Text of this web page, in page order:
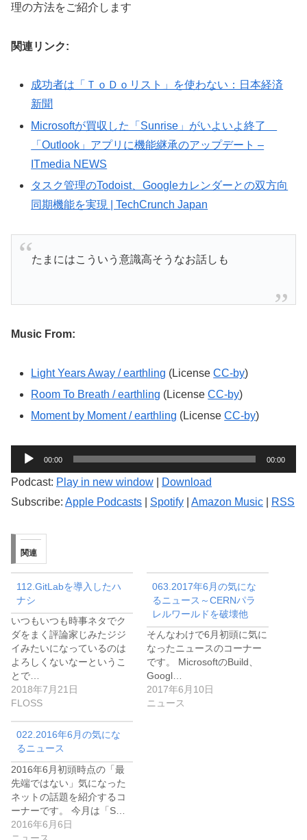
理の方法をご紹介します
関連リンク:
成功者は「ＴｏＤｏリスト」を使わない：日本経済
新聞
Microsoftが買収した「Sunrise」がいよいよ終了
「Outlook」アプリに機能継承のアップデート –
ITmedia NEWS
タスク管理のTodoist、Googleカレンダーとの双方向
同期機能を実現 | TechCrunch Japan
たまにはこういう意識高そうなお話しも
Music From:
Light Years Away / earthling (LicenseCC-by)
Room To Breath / earthling (LicenseCC-by)
Moment by Moment / earthling (LicenseCC-by)
声
ヤ
00:00 00:00
Podcast: Play in new window
Download
Subscribe: Apple Podcasts Spotify Amazon Music RSS
関連
112.GitLabを導入したハ
ナシ
いつもいつも時事ネタでク
ダをまく評論家じみたジジ
イみたいになっているのは
よろしくないなーというこ
とで…
2018年7月21日
FLOSS
063.2017年6月の気にな
るニュース～CERNパラ
レルワールドを破壊他
そんなわけで6月初頭に気に
なったニュースのコーナー
です。 MicrosoftのBuild、
Googl…
2017年6月10日
ニュース
022.2016年6月の気にな
るニュース
2016年6月初頭時点の「最
先端ではない」気になった
ネットの話題を紹介するコ
ーナーです。 今月は「S…
2016年6月6日